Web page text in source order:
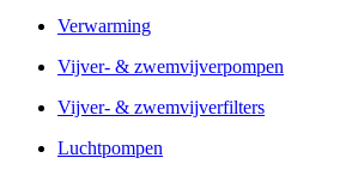
Verwarming
Vijver- & zwemvijverpompen
Vijver- & zwemvijverfilters
Luchtpompen